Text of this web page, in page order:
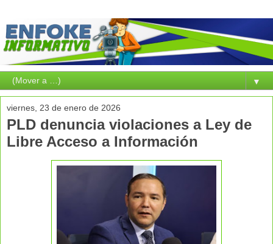
▼
viernes, 23 de enero de 2026
PLD denuncia violaciones a Ley de
Libre Acceso a Información